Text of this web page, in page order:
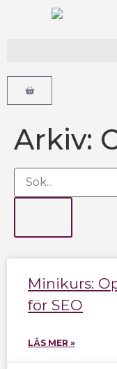
Arkiv:
Minikurs:
för SEO
LÄS MER »